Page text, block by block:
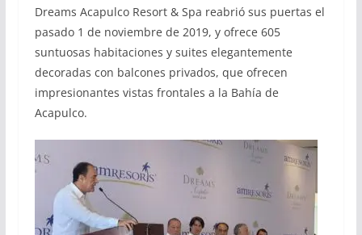
Dreams Acapulco Resort & Spa reabrió sus puertas el
pasado 1 de noviembre de 2019, y ofrece 605
suntuosas habitaciones y suites elegantemente
decoradas con balcones privados, que ofrecen
impresionantes vistas frontales a la Bahía de
Acapulco.